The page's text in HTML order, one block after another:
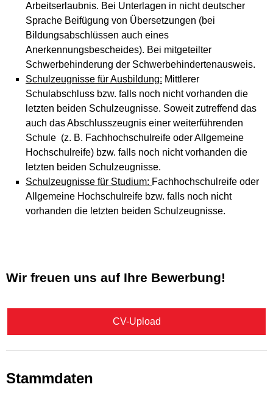
Arbeitserlaubnis. Bei Unterlagen in nicht deutscher
Sprache Beifügung von Übersetzungen (bei
Bildungsabschlüssen auch eines
Anerkennungsbescheides). Bei mitgeteilter
Schwerbehinderung der Schwerbehindertenausweis.
Schulzeugnisse für Ausbildung: Mittlerer
Schulabschluss bzw. falls noch nicht vorhanden die
letzten beiden Schulzeugnisse. Soweit zutreffend das
auch das Abschlusszeugnis einer weiterführenden
Schule (z. B. Fachhochschulreife oder Allgemeine
Hochschulreife) bzw. falls noch nicht vorhanden die
letzten beiden Schulzeugnisse.
Schulzeugnisse für Studium: Fachhochschulreife oder
Allgemeine Hochschulreife bzw. falls noch nicht
vorhanden die letzten beiden Schulzeugnisse.
Wir freuen uns auf Ihre Bewerbung!
CV-Upload
Stammdaten